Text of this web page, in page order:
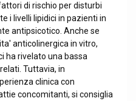
di rischio per disturbi
i livelli lipidici in pazienti in
antipsicotico. Anche se
anticolinergica in vitro,
ha rivelato una bassa
Tuttavia, in
clinica con
concomitanti, si consiglia